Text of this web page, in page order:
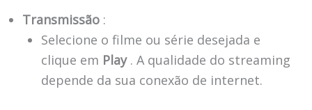
Transmissão:
Selecione o filme ou série desejada e
clique em Play. A qualidade do streaming
depende da sua conexão de internet.